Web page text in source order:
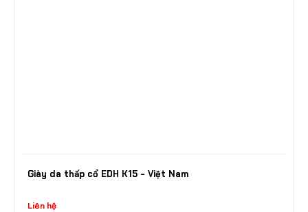
Giày da thấp cổ EDH K15 - Việt Nam
Liên hệ